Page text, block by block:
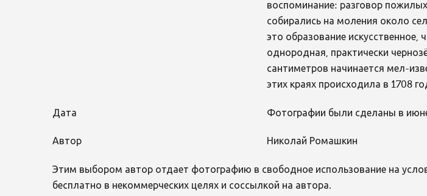
воспоминание: разговор
собирались на моления около
это образование
однородная, практически
сантиметров начинается мел-
этих краях происходила в 1708
Дата Фотографии были сделаны в
Автор Николай Ромашкин
Этим выбором автор отдает фотографию в свободное использование на
бесплатно в некоммерческих целях и соссылкой на автора.